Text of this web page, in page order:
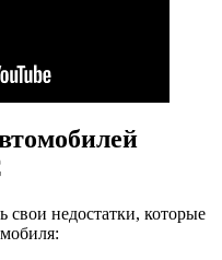
свои недостатки, которые